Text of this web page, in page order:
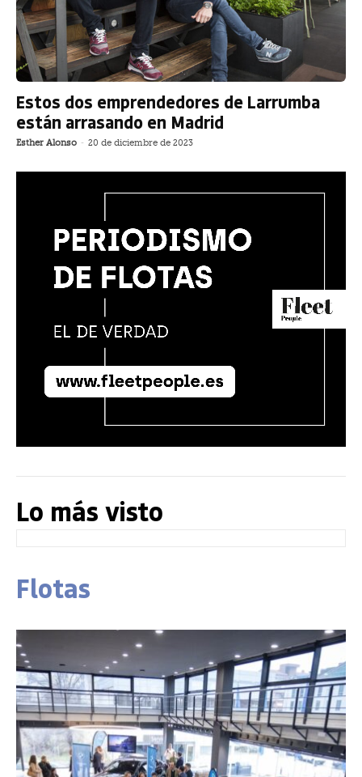
Estos dos emprendedores de Larrumba
están arrasando en Madrid
Esther Alonso - 20 de diciembre de 2023
Lo más visto
Flotas